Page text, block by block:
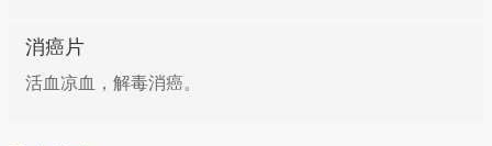
消癌片
活血凉血，解毒消癌。